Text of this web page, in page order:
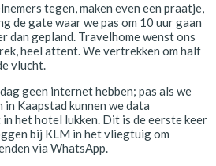
tegen, maken even een praatje,
de gate waar we pas om 10 uur gaan
dan gepland. Travelhome wenst ons
heel attent. We vertrekken om half
vlucht.
geen internet hebben; pas als we
in Kaapstad kunnen we data
het hotel lukken. Dit is de eerste keer
bij KLM in het vliegtuig om
via WhatsApp.